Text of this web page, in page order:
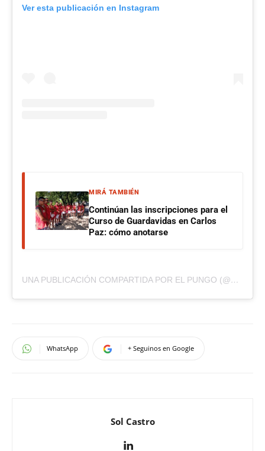
Ver esta publicación en Instagram
MIRÁ TAMBIÉN
Continúan las inscripciones para el
Curso de Guardavidas en Carlos
Paz: cómo anotarse
UNA PUBLICACIÓN COMPARTIDA POR EL PUNGO (@ELPUNGOPUB)
WhatsApp + Seguinos en Google
Sol Castro